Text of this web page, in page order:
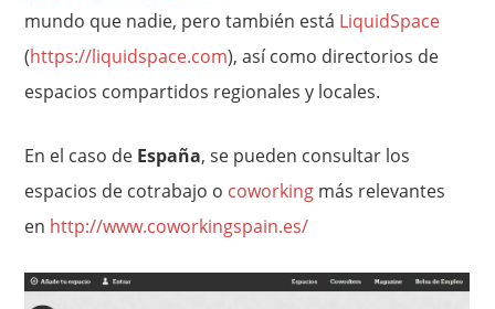
mundo que nadie, pero también está LiquidSpace
(https://liquidspace.com), así como directorios de
espacios compartidos regionales y locales.
En el caso de España, se pueden consultar los
espacios de cotrabajo o coworking más relevantes
en http://www.coworkingspain.es/